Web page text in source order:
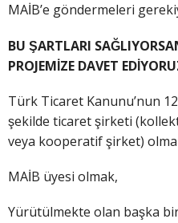
MAİB’e göndermeleri
BU ŞARTLARI
PROJEMİZE DAVET
Türk Ticaret Kanunu’nun
şekilde ticaret şirketi
veya kooperatif şirket)
MAİB üyesi olmak,
Yürütülmekte olan başka bir